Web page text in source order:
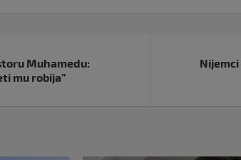
Muhamedu:
mu robija”